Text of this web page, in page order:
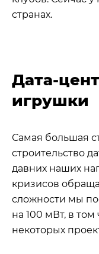
странах.
Дата-
игрушки
Самая большая
строительство
давних наших
кризисов
сложности мы
на 100 мВт, в
некоторых